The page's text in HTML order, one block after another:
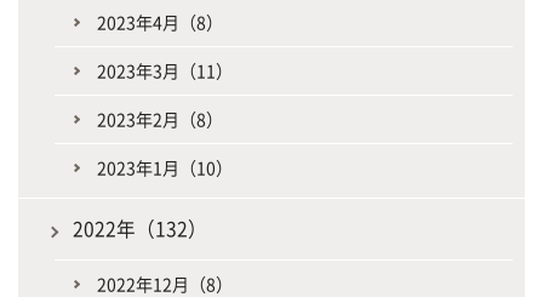
2023年4月（8）
2023年3月（11）
2023年2月（8）
2023年1月（10）
2022年（132）
2022年12月（8）